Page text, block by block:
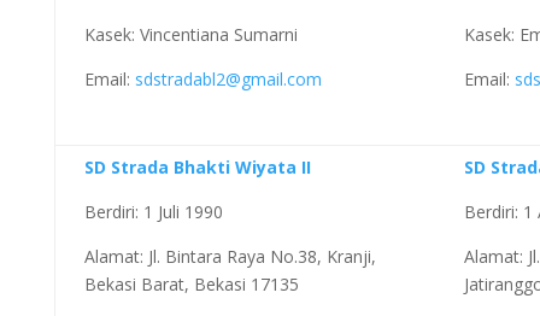
Kasek: Vincentiana Sumarni
Email: sdstradabl2@gmail.com
Kasek:
Email:
SD Strada Bhakti Wiyata II
Berdiri: 1 Juli 1990
Alamat: Jl. Bintara Raya No.38, Kranji,
Bekasi Barat, Bekasi 17135
SD
Berdiri: 1
Alamat: